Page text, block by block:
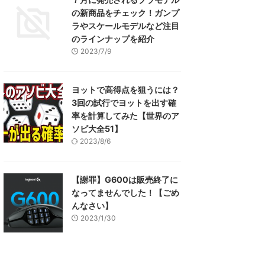
の新商品をチェック！ガンプ
ラやスケールモデルなど注目
のラインナップを紹介
2023/7/9
ヨットで高得点を狙うには？
3回の試行でヨットを出す確
率を計算してみた【世界のア
ソビ大全51】
2023/8/6
【謝罪】G600は販売終了に
なってませんでした！【ごめ
んなさい】
2023/1/30